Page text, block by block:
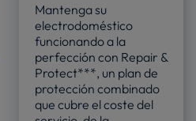
Mantenga su
electrodoméstico
funcionando a la
perfección con Repair &
Protect***, un plan de
protección combinado
que cubre el coste del